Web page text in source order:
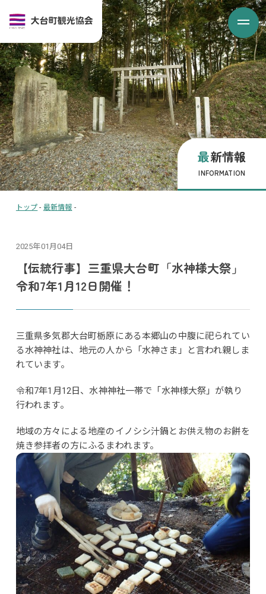
最新情報
INFORMATION
トップ - 最新情報 -
2025年01月04日
【伝統行事】三重県大台町「水神様大祭」
令和7年1月12日開催！
三重県多気郡大台町栃原にある本郷山の中腹に祀られてい
る水神神社は、地元の人から「水神さま」と言われ親しま
れています。
令和7年1月12日、水神神社一帯で「水神様大祭」が執り
行われます。
地域の方々による地産のイノシシ汁鍋とお供え物のお餅を
焼き参拝者の方にふるまわれます。